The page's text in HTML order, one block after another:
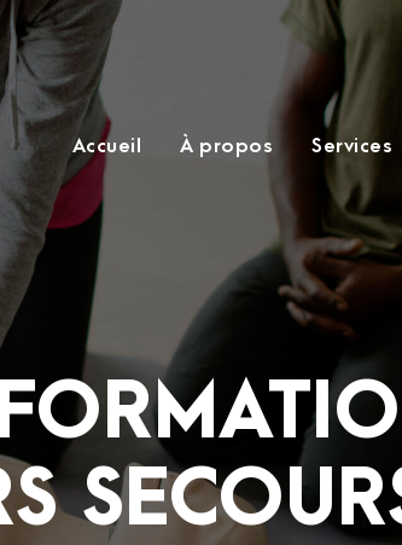
Accueil À propos Services